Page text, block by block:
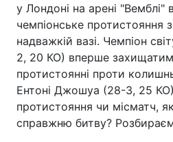
у Лондоні на арені "Вемблі"
чемпіонське протистояння
надважкій вазі. Чемпіон
2, 20 КО) вперше
протистоянні проти
Ентоні Джошуа (28-3, 25
протистояння чи місматч,
справжню битву?